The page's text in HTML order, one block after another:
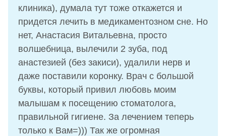
клиника), думала тут тоже откажется и
придется лечить в медикаментозном сне. Но
нет, Анастасия Витальевна, просто
волшебница, вылечили 2 зуба, под
анастезией (без закиси), удалили нерв и
даже поставили коронку. Врач с большой
буквы, который привил любовь моим
малышам к посещению стоматолога,
правильной гигиене. За лечением теперь
только к Вам=))) Так же огромная